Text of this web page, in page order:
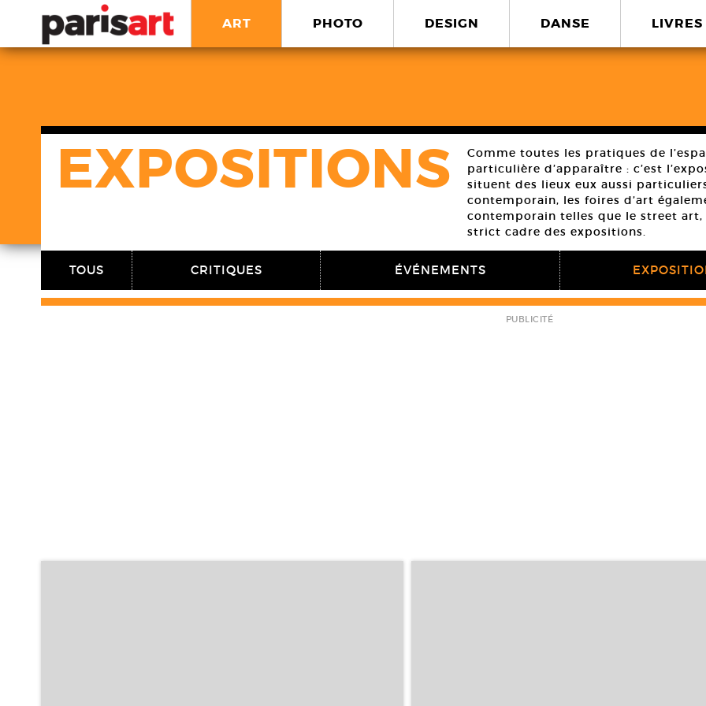
ART PHOTO DESIGN DANSE LIVRES
EXPOSITIONS
Comme toutes les pratiques de
particulière d’apparaître : c’est
situent des lieux eux aussi
contemporain, les foires d’art
contemporain telles que le street
strict cadre des expositions.
TOUS CRITIQUES ÉVÉNEMENTS
PUBLICITÉ